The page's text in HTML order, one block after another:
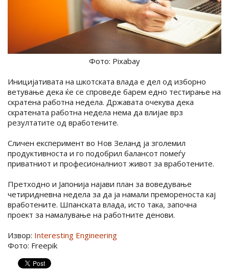
Фото: Pixabay
Иницијативата на шкотската влада е дел од изборно
ветување дека ќе се спроведе барем едно тестирање на
скратена работна недела. Државата очекува дека
скратената работна недела нема да влијае врз
резултатите од вработените.
Сличен експеримент во Нов Зеланд ја зголемил
продуктивноста и го подобрил балансот помеѓу
приватниот и професионалниот живот за вработените.
Претходно и Јапонија најави план за воведување
четиридневна недела за да ја намали премореноста кај
вработените. Шпанската влада, исто така, започна
проект за намалување на работните денови.
Извор: Interesting Engineering
Фото: Freepik